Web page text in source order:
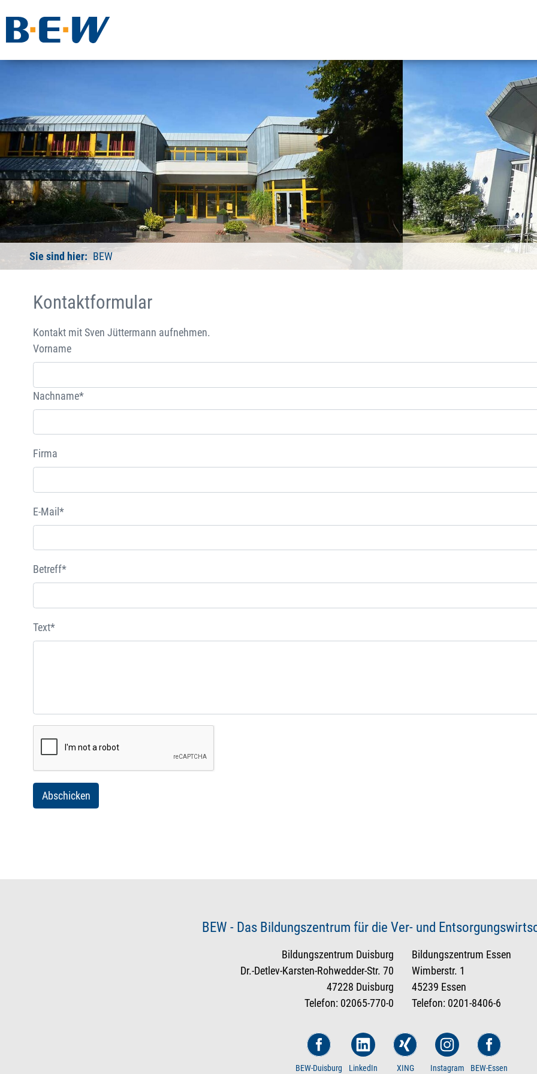
Sie sind hier: BEW
Kontaktformular
Kontakt mit Sven Jüttermann aufnehmen.
Vorname
Nachname*
Firma
E-Mail*
Betreff*
Text*
BEW - Das Bildungszentrum für die Ver- und
Bildungszentrum Duisburg
Dr.-Detlev-Karsten-Rohwedder-Str. 70
47228 Duisburg
Telefon: 02065-770-0
Bildungszentrum Essen
Wimberstr. 1
45239 Essen
Telefon: 0201-8406-6
BEW-Duisburg LinkedIn XING Instagram BEW-Essen